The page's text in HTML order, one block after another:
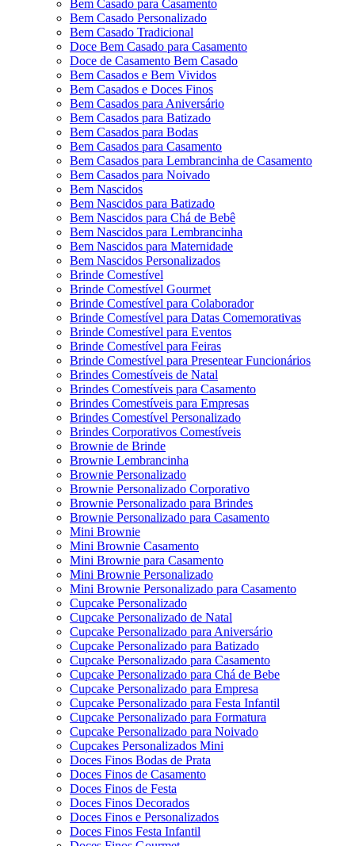
Bem Casado para Casamento
Bem Casado Personalizado
Bem Casado Tradicional
Doce Bem Casado para Casamento
Doce de Casamento Bem Casado
Bem Casados e Bem Vividos
Bem Casados e Doces Finos
Bem Casados para Aniversário
Bem Casados para Batizado
Bem Casados para Bodas
Bem Casados para Casamento
Bem Casados para Lembrancinha de Casamento
Bem Casados para Noivado
Bem Nascidos
Bem Nascidos para Batizado
Bem Nascidos para Chá de Bebê
Bem Nascidos para Lembrancinha
Bem Nascidos para Maternidade
Bem Nascidos Personalizados
Brinde Comestível
Brinde Comestível Gourmet
Brinde Comestível para Colaborador
Brinde Comestível para Datas Comemorativas
Brinde Comestível para Eventos
Brinde Comestível para Feiras
Brinde Comestível para Presentear Funcionários
Brindes Comestíveis de Natal
Brindes Comestíveis para Casamento
Brindes Comestíveis para Empresas
Brindes Comestível Personalizado
Brindes Corporativos Comestíveis
Brownie de Brinde
Brownie Lembrancinha
Brownie Personalizado
Brownie Personalizado Corporativo
Brownie Personalizado para Brindes
Brownie Personalizado para Casamento
Mini Brownie
Mini Brownie Casamento
Mini Brownie para Casamento
Mini Brownie Personalizado
Mini Brownie Personalizado para Casamento
Cupcake Personalizado
Cupcake Personalizado de Natal
Cupcake Personalizado para Aniversário
Cupcake Personalizado para Batizado
Cupcake Personalizado para Casamento
Cupcake Personalizado para Chá de Bebe
Cupcake Personalizado para Empresa
Cupcake Personalizado para Festa Infantil
Cupcake Personalizado para Formatura
Cupcake Personalizado para Noivado
Cupcakes Personalizados Mini
Doces Finos Bodas de Prata
Doces Finos de Casamento
Doces Finos de Festa
Doces Finos Decorados
Doces Finos e Personalizados
Doces Finos Festa Infantil